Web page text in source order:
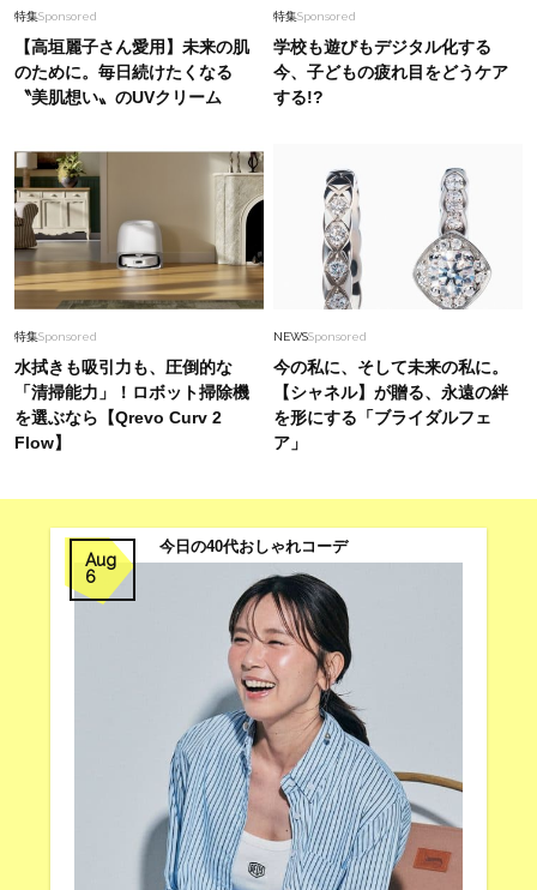
特集Sponsored
【高垣麗子さん愛用】未来の肌
のために。毎日続けたくなる
〝美肌想い〟のUVクリーム
特集Sponsored
学校も遊びもデジタル化する
今、子どもの疲れ目をどうケア
する!?
特集Sponsored
水拭きも吸引力も、圧倒的な
「清掃能力」！ロボット掃除機
を選ぶなら【Qrevo Curv 2
Flow】
NEWSSponsored
今の私に、そして未来の私に。
【シャネル】が贈る、永遠の絆
を形にする「ブライダルフェ
ア」
Aug
6
今日の40代おしゃれコーデ